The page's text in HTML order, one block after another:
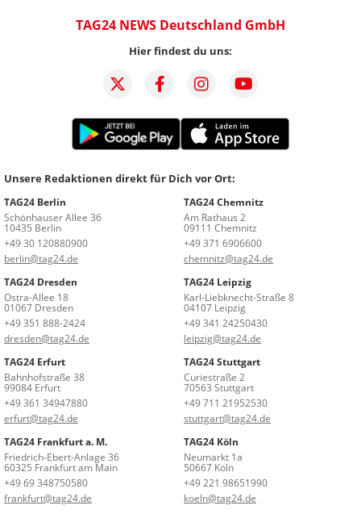
TAG24 NEWS Deutschland GmbH
Hier findest du uns:
Unsere Redaktionen direkt für Dich vor Ort:
TAG24 Berlin
Schönhauser Allee 36
10435 Berlin
+49 30 120880900
berlin@tag24.de
TAG24 Chemnitz
Am Rathaus 2
09111 Chemnitz
+49 371 6906600
chemnitz@tag24.de
TAG24 Dresden
Ostra-Allee 18
01067 Dresden
+49 351 888-2424
dresden@tag24.de
TAG24 Leipzig
Karl-Liebknecht-Straße 8
04107 Leipzig
+49 341 24250430
leipzig@tag24.de
TAG24 Erfurt
Bahnhofstraße 38
99084 Erfurt
+49 361 34947880
erfurt@tag24.de
TAG24 Stuttgart
Curiestraße 2
70563 Stuttgart
+49 711 21952530
stuttgart@tag24.de
TAG24 Frankfurt a. M.
Friedrich-Ebert-Anlage 36
60325 Frankfurt am Main
+49 69 348750580
frankfurt@tag24.de
TAG24 Köln
Neumarkt 1a
50667 Köln
+49 221 98651990
koeln@tag24.de